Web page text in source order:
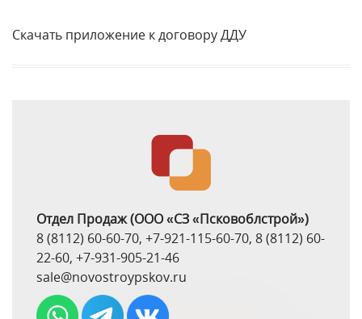
Скачать приложение к договору ДДУ
Отдел Продаж(ООО «СЗ «Псковоблстрой»)
8 (8112) 60-60-70, +7-921-115-60-70, 8 (8112) 60-
22-60, +7-931-905-21-46
sale@novostroypskov.ru